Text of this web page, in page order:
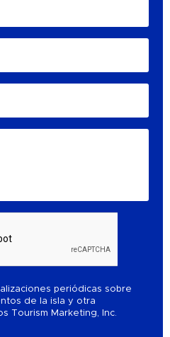
periódicas sobre
de la isla y otra
Tourism Marketing, Inc.